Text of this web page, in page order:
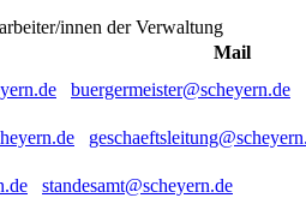
innen der Verwaltung
Mail
buergermeister@scheyern.de
standesamt@scheyern.de